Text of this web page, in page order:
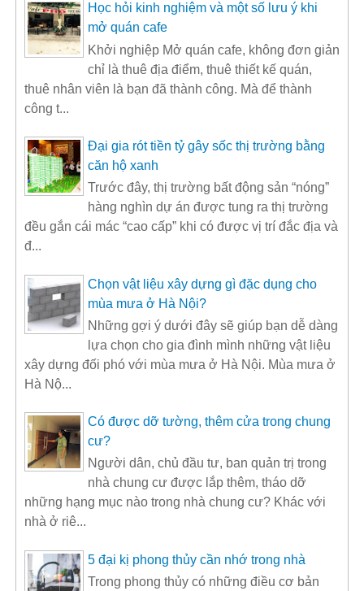
Học hỏi kinh nghiệm và một số lưu ý khi
mở quán cafe
Khởi nghiệp Mở quán cafe, không đơn giản
chỉ là thuê địa điểm, thuê thiết kế quán,
thuê nhân viên là bạn đã thành công. Mà để thành
công t...
Đại gia rót tiền tỷ gây sốc thị trường bằng
căn hộ xanh
Trước đây, thị trường bất động sản “nóng”
hàng nghìn dự án được tung ra thị trường
đều gắn cái mác “cao cấp” khi có được vị trí đắc địa và
đ...
Chọn vật liệu xây dựng gì đặc dụng cho
mùa mưa ở Hà Nội?
Những gợi ý dưới đây sẽ giúp bạn dễ dàng
lựa chọn cho gia đình mình những vật liệu
xây dựng đối phó với mùa mưa ở Hà Nội. Mùa mưa ở
Hà Nộ...
Có được dỡ tường, thêm cửa trong chung
cư?
Người dân, chủ đầu tư, ban quản trị trong
nhà chung cư được lắp thêm, tháo dỡ
những hạng mục nào trong nhà chung cư? Khác với
nhà ở riê...
5 đại kị phong thủy cần nhớ trong nhà
Trong phong thủy có những điều cơ bản